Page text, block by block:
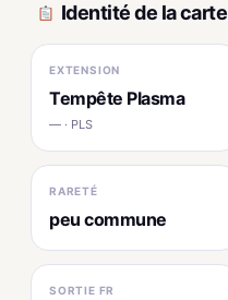
Identité de la carte
EXTENSION
Tempête Plasma
— · PLS
RARETÉ
peu commune
SORTIE FR